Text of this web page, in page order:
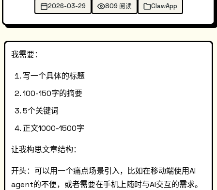
2026-03-29 809 阅读 ClawApp
我需要：
写一个具体的标题
100-150字的摘要
5个关键词
正文1000-1500字
让我构思文章结构：
开头：可以用一个痛点场景引入，比如在移动端使用AI
agent的不便，或者需要在手机上随时与AI交互的需求。